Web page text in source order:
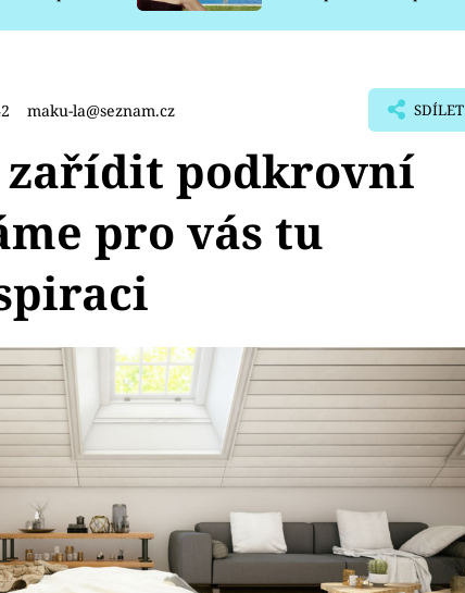
maku-la@seznam.cz SDÍLET
zařídit podkrovní
pro vás tu